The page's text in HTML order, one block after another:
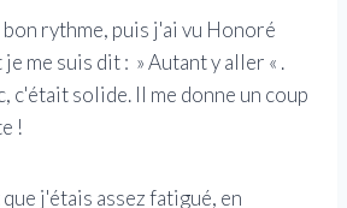
bon rythme, puis j'ai vu Honoré
me suis dit : » Autant y aller « .
c'était solide. Il me donne un coup
!
j'étais assez fatigué, en